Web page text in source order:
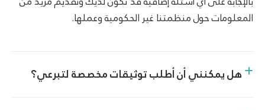
المعلومات حول منظمتنا غير الحكومية وعملها.
هل يمكنني أن أطلب توثيقات مخصصة لتبرعي؟